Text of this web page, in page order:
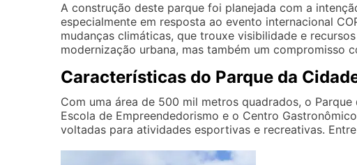
A construção deste parque foi planejada com a
especialmente em resposta ao evento internacional
mudanças climáticas, que trouxe visibilidade e
modernização urbana, mas também um compromisso
Características do Parque da
Com uma área de 500 mil metros quadrados, o
Escola de Empreendedorismo e o Centro
voltadas para atividades esportivas e recreativas.